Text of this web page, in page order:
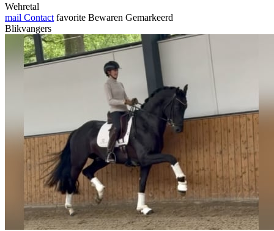
Wehretal
mail Contact favorite Bewaren Gemarkeerd
Blikvangers